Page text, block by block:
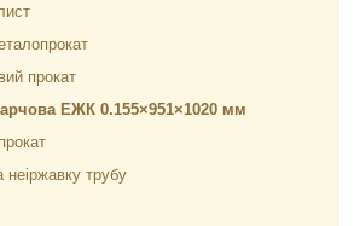
прокат
ЕЖК 0.155×951×1020 мм
неіржавку трубу